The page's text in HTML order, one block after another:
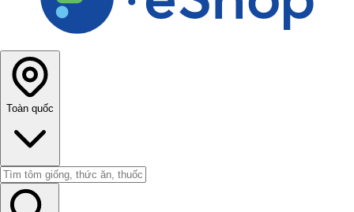
Toàn quốc